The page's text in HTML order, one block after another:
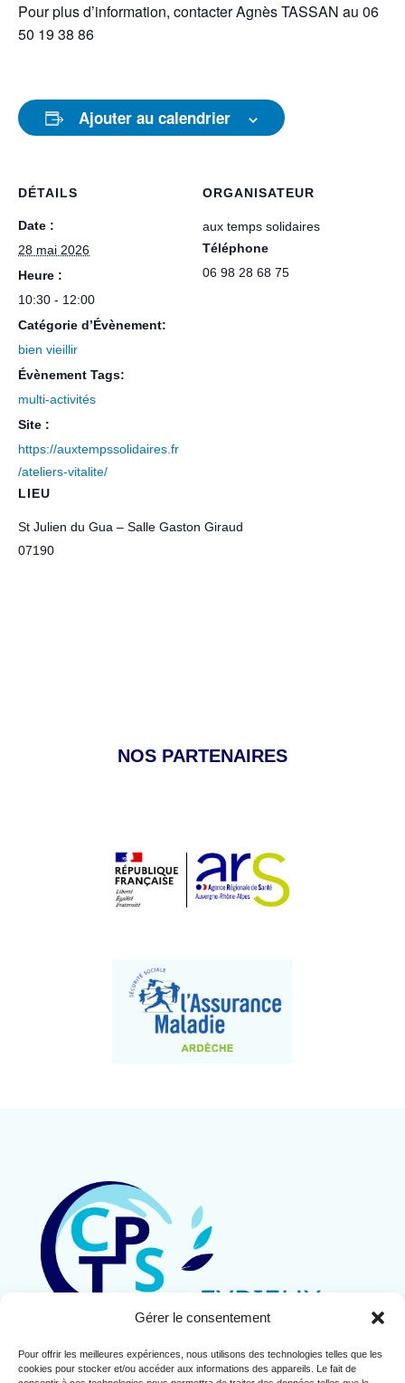
Gérer le consentement
Pour offrir les meilleures expériences, nous utilisons des technologies telles que les
cookies pour stocker et/ou accéder aux informations des appareils. Le fait de
Pour plus d’information, contacter Agnès TASSAN au 06
50 19 38 86
Ajouter au calendrier
DÉTAILS
Date :
28 mai 2026
Heure :
10:30 - 12:00
Catégorie d’Évènement:
bien vieillir
Évènement Tags:
multi-activités
Site :
https://auxtempssolidaires.fr
/ateliers-vitalite/
LIEU
St Julien du Gua – Salle Gaston Giraud
07190
ORGANISATEUR
aux temps solidaires
Téléphone
06 98 28 68 75
NOS PARTENAIRES
Contact